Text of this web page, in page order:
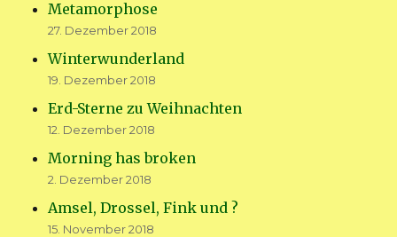
Metamorphose
27. Dezember 2018
Winterwunderland
19. Dezember 2018
Erd-Sterne zu Weihnachten
12. Dezember 2018
Morning has broken
2. Dezember 2018
Amsel, Drossel, Fink und ?
15. November 2018